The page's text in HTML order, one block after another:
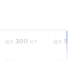
300 500